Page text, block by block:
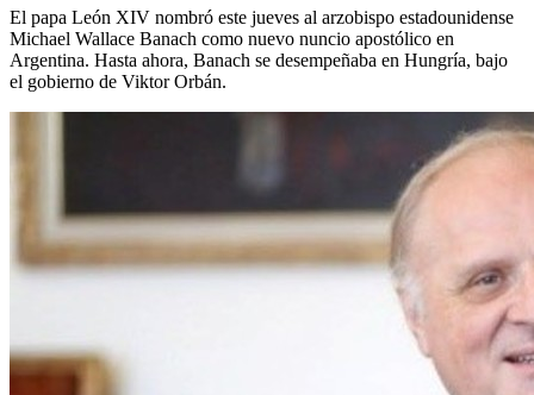
El papa León XIV nombró este jueves al arzobispo estadounidense
Michael Wallace Banach como nuevo nuncio apostólico en
Argentina. Hasta ahora, Banach se desempeñaba en Hungría, bajo
el gobierno de Viktor Orbán.